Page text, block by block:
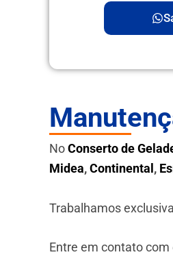
NoConserto de
Midea,Continental ,
Trabalhamos
Entre em contato